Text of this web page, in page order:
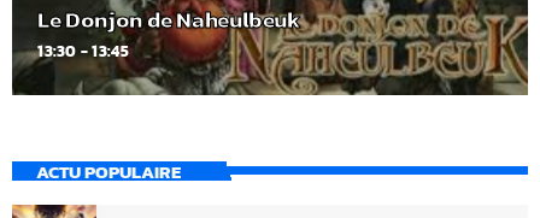
Le Donjon de Naheulbeuk
13:30 - 13:45
ACTU POPULAIRE